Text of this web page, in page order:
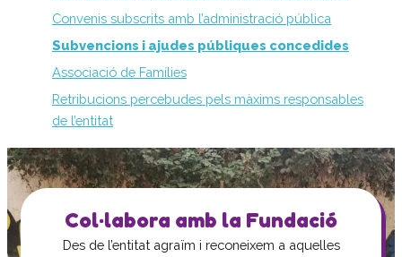
Pràctiques i inserció laboral
Assessorament LGD i RSC
Equip multidisciplinari de suport
Col·labora
Donacions
Projectes
Contacte
Convenis subscrits amb l’administració pública
Subvencions i ajudes públiques concedides
Associació de Famílies
Retribucions percebudes pels màxims responsables
de l’entitat
Col·labora amb la Fundació
Des de l’entitat agraïm i reconeixem a aquelles